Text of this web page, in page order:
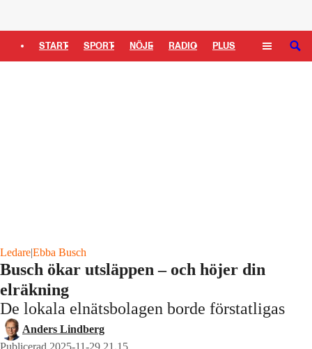
START SPORT NÖJE RADIO PLUS SÖK
Ledare|Ebba Busch
Busch ökar utsläppen – och höjer din
elräkning
De lokala elnätsbolagen borde förstatligas
Anders Lindberg
Publicerad 2025-11-29 21.15